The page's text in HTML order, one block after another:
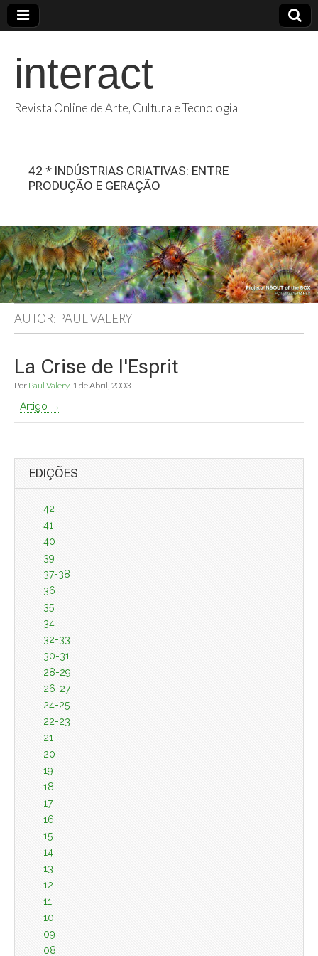
interact
Revista Online de Arte, Cultura e Tecnologia
42 * INDÚSTRIAS CRIATIVAS: ENTRE
PRODUÇÃO E GERAÇÃO
AUTOR: PAUL VALERY
La Crise de l'Esprit
Por Paul Valery 1 de Abril, 2003
Artigo →
EDIÇÕES
42
41
40
39
37-38
36
35
34
32-33
30-31
28-29
26-27
24-25
22-23
21
20
19
18
17
16
15
14
13
12
11
10
09
08